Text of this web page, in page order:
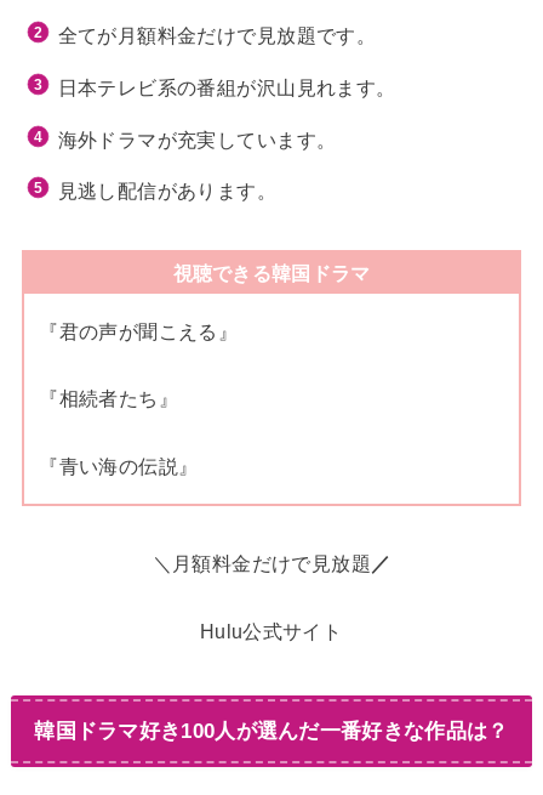
全てが月額料金だけで見放題です。
日本テレビ系の番組が沢山見れます。
海外ドラマが充実しています。
見逃し配信があります。
視聴できる韓国ドラマ
『君の声が聞こえる』
『相続者たち』
『青い海の伝説』
＼月額料金だけで見放題 ／
Hulu公式サイト
韓国ドラマ好き100人が選んだ一番好きな作品は？